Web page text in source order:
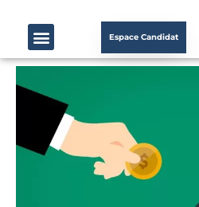
Espace Candidat